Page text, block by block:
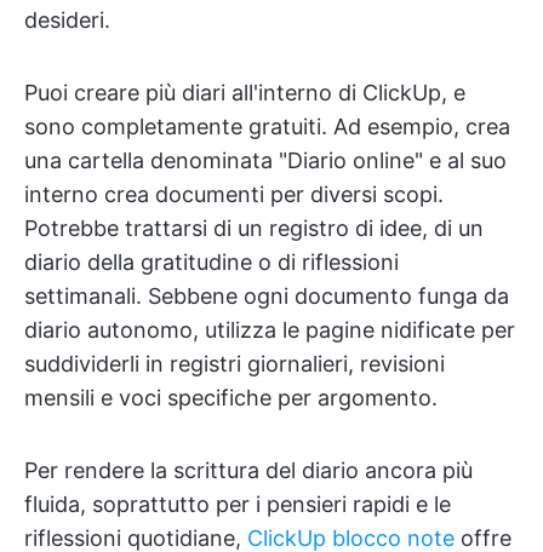
desideri.
Puoi creare più diari all'interno di ClickUp, e
sono completamente gratuiti. Ad esempio, crea
una cartella denominata "Diario online" e al suo
interno crea documenti per diversi scopi.
Potrebbe trattarsi di un registro di idee, di un
diario della gratitudine o di riflessioni
settimanali. Sebbene ogni documento funga da
diario autonomo, utilizza le pagine nidificate per
suddividerli in registri giornalieri, revisioni
mensili e voci specifiche per argomento.
Per rendere la scrittura del diario ancora più
fluida, soprattutto per i pensieri rapidi e le
riflessioni quotidiane, ClickUp blocco note offre